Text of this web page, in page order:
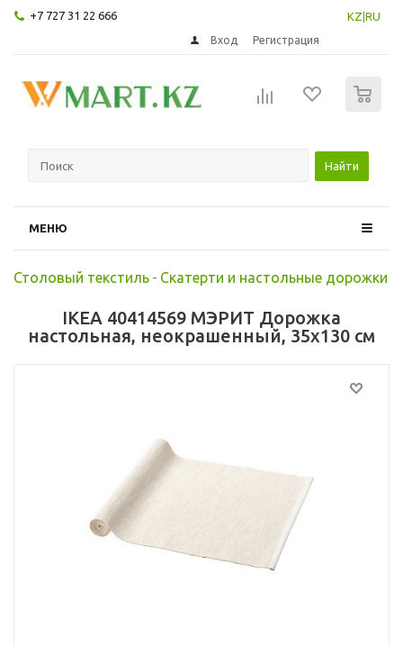
+7 727 31 22 666 KZ RU
Вход Регистрация
Найти
МЕНЮ
Столовый текстиль - Скатерти и настольные дорожки
IKEA 40414569 МЭРИТ Дорожка
настольная, неокрашенный, 35x130 см